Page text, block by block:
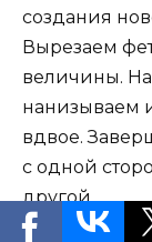
создания
Вырезаем
величины.
нанизываем
вдвое.
с одной
другой.